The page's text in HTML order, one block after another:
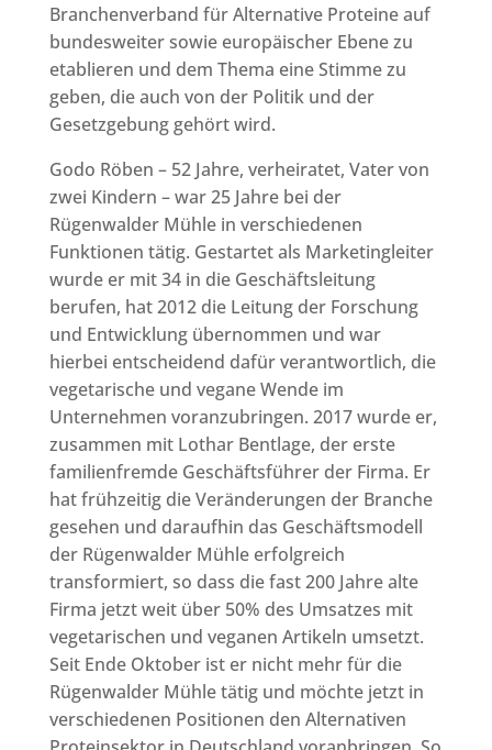
Branchenverband für Alternative Proteine auf
bundesweiter sowie europäischer Ebene zu
etablieren und dem Thema eine Stimme zu
geben, die auch von der Politik und der
Gesetzgebung gehört wird.
Godo Röben – 52 Jahre, verheiratet, Vater von
zwei Kindern – war 25 Jahre bei der
Rügenwalder Mühle in verschiedenen
Funktionen tätig. Gestartet als Marketingleiter
wurde er mit 34 in die Geschäftsleitung
berufen, hat 2012 die Leitung der Forschung
und Entwicklung übernommen und war
hierbei entscheidend dafür verantwortlich, die
vegetarische und vegane Wende im
Unternehmen voranzubringen. 2017 wurde er,
zusammen mit Lothar Bentlage, der erste
familienfremde Geschäftsführer der Firma. Er
hat frühzeitig die Veränderungen der Branche
gesehen und daraufhin das Geschäftsmodell
der Rügenwalder Mühle erfolgreich
transformiert, so dass die fast 200 Jahre alte
Firma jetzt weit über 50% des Umsatzes mit
vegetarischen und veganen Artikeln umsetzt.
Seit Ende Oktober ist er nicht mehr für die
Rügenwalder Mühle tätig und möchte jetzt in
verschiedenen Positionen den Alternativen